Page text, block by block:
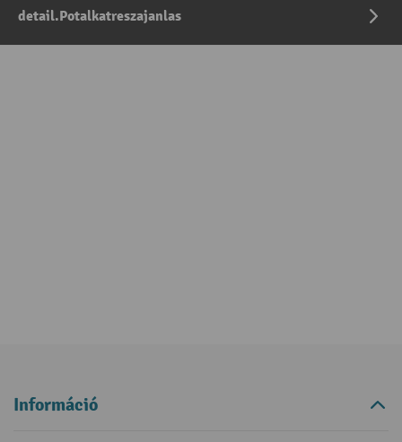
detail.Potalkatreszajanlas
Információ